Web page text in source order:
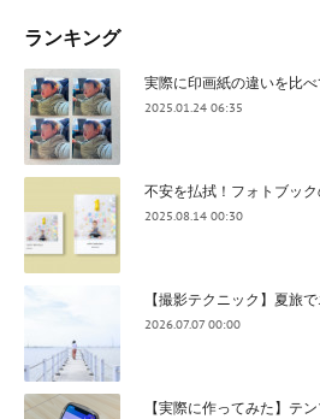
ランキング
実際に印画紙の違いを比べ
2025.01.24 06:35
不安を払拭！フォトブッ
2025.08.14 00:30
【撮影テクニック】夏旅
2026.07.07 00:00
【実際に作ってみた】テ